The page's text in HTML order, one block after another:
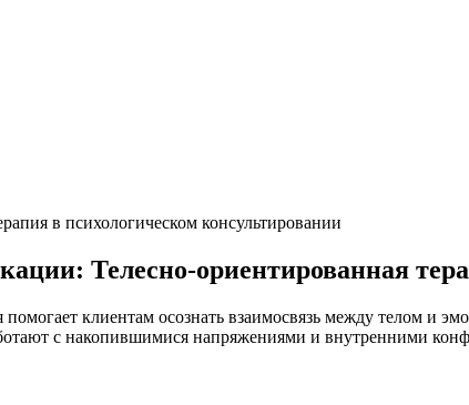
в психологическом консультировании
Телесно-ориентированная
помогает клиентам осознать взаимосвязь между телом и
с накопившимися напряжениями и внутренними